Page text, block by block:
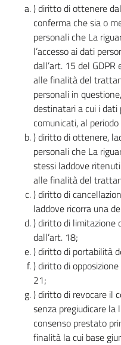
) diritto di ottenere
conferma che sia o
personali che La
l’accesso ai dati
dall’art. 15 del
alle finalità del
personali in
destinatari a cui i
comunicati, al
) diritto di ottenere,
personali che La
stessi laddove
alle finalità del
) diritto di
laddove ricorra una
) diritto di limitazione
dall’art. 18;
) diritto di portabilità
) diritto di
21;
) diritto di revocare il
senza pregiudicare
consenso prestato
finalità la cui base